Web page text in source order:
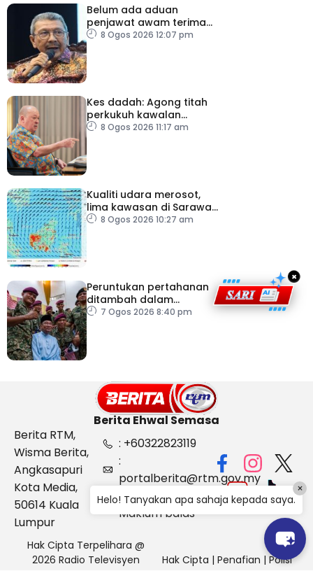
Belum ada aduan
penjawat awam terima
tekanan daripada ahli
8 Ogos 2026 12:07 pm
Kes dadah: Agong titah
perkukuh kawalan
lapangan terbang, pintu
8 Ogos 2026 11:17 am
Kualiti udara merosot,
lima kawasan di Sarawak
catat IPU tidak sihat
8 Ogos 2026 10:27 am
Peruntukan pertahanan
ditambah dalam
Belanjawan 2027
7 Ogos 2026 8:40 pm
×
Berita Ehwal Semasa
Berita RTM,
Wisma Berita,
Angkasapuri
Kota Media,
50614 Kuala
Lumpur
: +60322823119
:
portalberita@rtm.gov.my
: Aduan &
Maklum balas
Hak Cipta Terpelihara @
2026 Radio Televisyen
Hak Cipta | Penafian | Polisi
Helo! Tanyakan apa sahaja kepada saya.
×